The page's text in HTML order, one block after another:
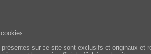
sur ce site sont exclusifs et originaux et